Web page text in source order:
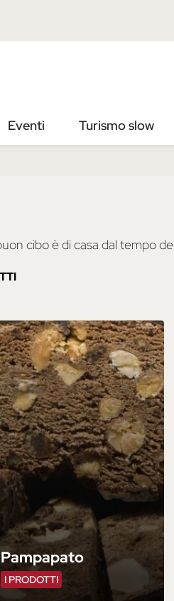
Eventi Turismo slow
cibo è di casa dal tempo
I PRODOTTI
Pampapato